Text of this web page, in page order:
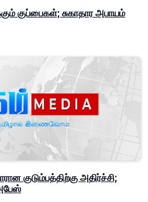
குப்பைகள்; சுகாதார அபாயம்
குடும்பத்திற்கு அதிர்ச்சி;